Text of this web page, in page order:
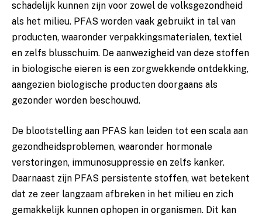
schadelijk ⁤kunnen zijn​ voor zowel de volksgezondheid
als het‍ milieu. PFAS worden vaak gebruikt in tal van
producten, waaronder verpakkingsmaterialen, textiel
en zelfs blusschuim.‌ De aanwezigheid‌ van ‌deze stoffen​
in biologische ⁢eieren⁢ is een zorgwekkende ontdekking,
aangezien biologische producten doorgaans ‌als
gezonder worden ⁢beschouwd.
De blootstelling⁤ aan PFAS kan leiden tot ​een ‌scala aan
‌gezondheidsproblemen, ⁤waaronder hormonale
verstoringen, immunosuppressie⁤ en zelfs kanker.⁢
Daarnaast zijn ‍PFAS persistente stoffen,⁣ wat betekent
dat ze zeer langzaam ‍afbreken in ⁤het milieu ⁤en ⁣zich
gemakkelijk kunnen‍ ophopen in organismen. Dit kan